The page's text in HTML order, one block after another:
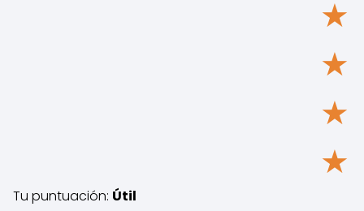
★
★
★
★
Tu puntuación: Útil